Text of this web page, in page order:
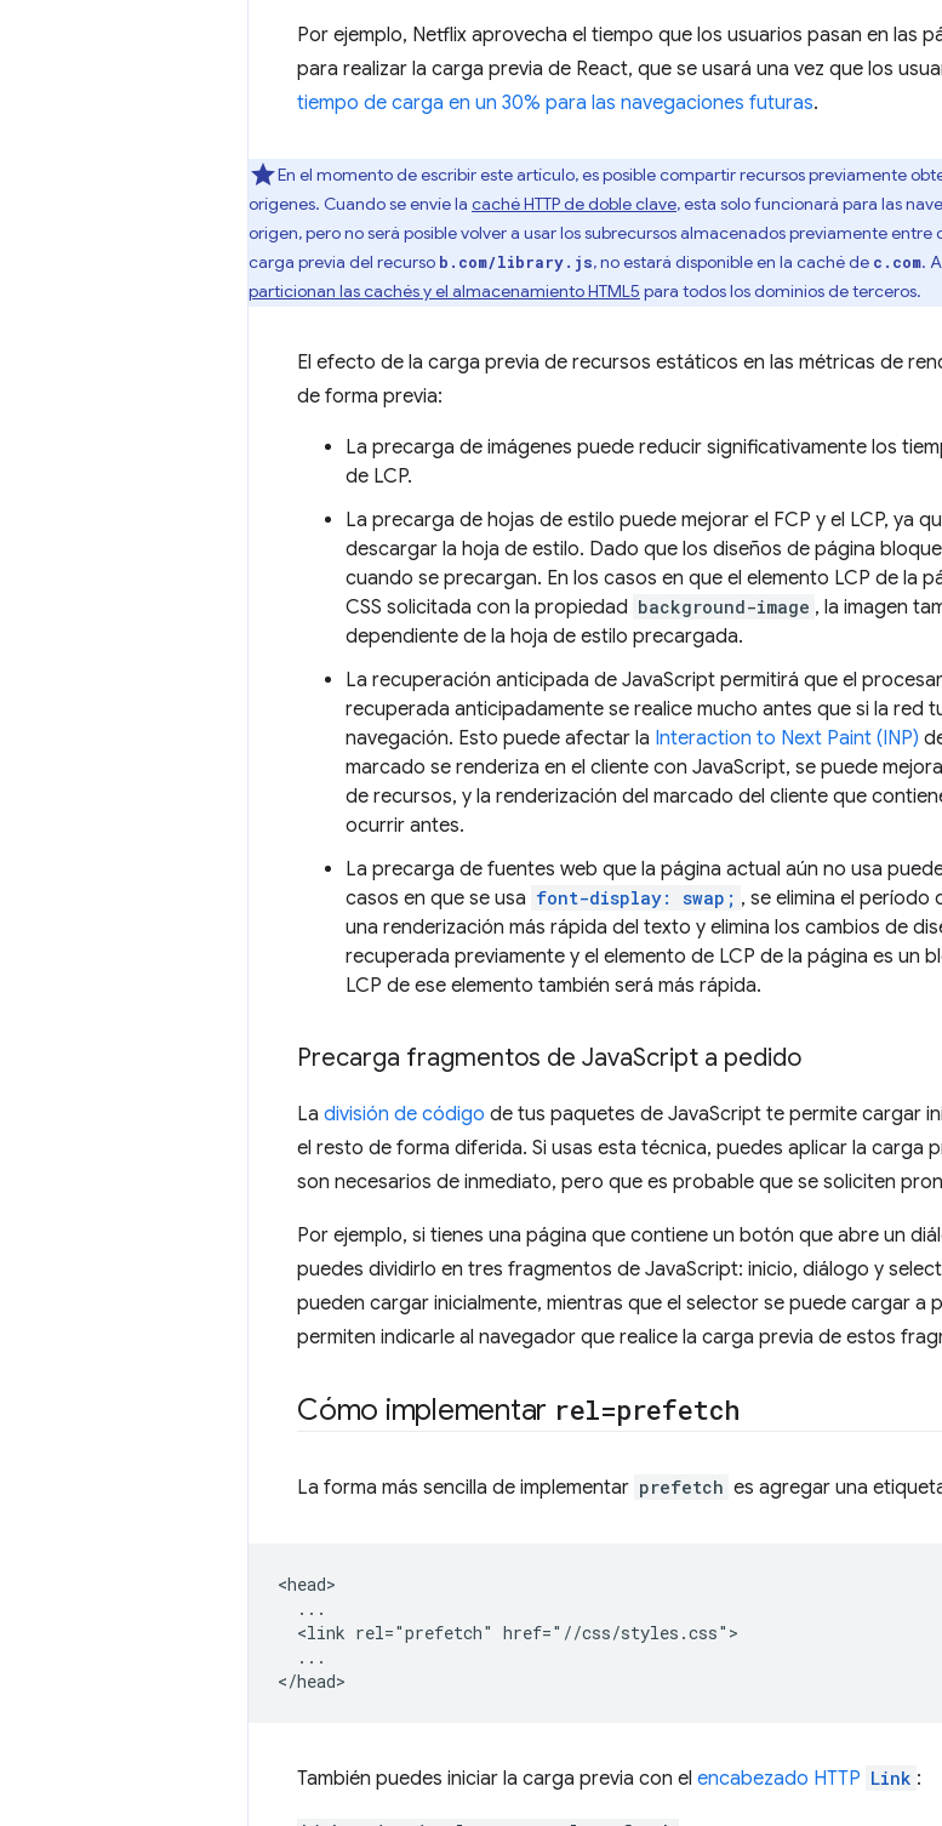
Por ejemplo, Netflix aprovecha el tiempo que los usuarios pasan en las
para realizar la carga previa de React, que se usará una vez que los
tiempo de carga en un 30% para las navegaciones futuras.
En el momento de escribir este artículo, es posible compartir recursos previamente
orígenes. Cuando se envíe la caché HTTP de doble clave, esta solo funcionará para las
origen, pero no será posible volver a usar los subrecursos almacenados previamente
carga previa del recurso b.com/library.js, no estará disponible en la caché de c.com.
particionan las cachés y el almacenamiento HTML5 para todos los dominios de terceros.
El efecto de la carga previa de recursos estáticos en las métricas de
de forma previa:
La precarga de imágenes puede reducir significativamente los
de LCP.
La precarga de hojas de estilo puede mejorar el FCP y el LCP, ya
descargar la hoja de estilo. Dado que los diseños de página
cuando se precargan. En los casos en que el elemento LCP de la
CSS solicitada con la propiedad background-image , la imagen
dependiente de la hoja de estilo precargada.
La recuperación anticipada de JavaScript permitirá que el
recuperada anticipadamente se realice mucho antes que si la red
navegación. Esto puede afectar la Interaction to Next Paint (INP)
marcado se renderiza en el cliente con JavaScript, se puede
de recursos, y la renderización del marcado del cliente que
ocurrir antes.
La precarga de fuentes web que la página actual aún no usa
casos en que se usa font-display: swap; , se elimina el
una renderización más rápida del texto y elimina los cambios de
recuperada previamente y el elemento de LCP de la página es un
LCP de ese elemento también será más rápida.
Precarga fragmentos de JavaScript a pedido
La división de código de tus paquetes de JavaScript te permite cargar
el resto de forma diferida. Si usas esta técnica, puedes aplicar la carga
son necesarios de inmediato, pero que es probable que se soliciten
Por ejemplo, si tienes una página que contiene un botón que abre un
puedes dividirlo en tres fragmentos de JavaScript: inicio, diálogo y
pueden cargar inicialmente, mientras que el selector se puede cargar a
permiten indicarle al navegador que realice la carga previa de estos
Cómo implementar rel=prefetch
La forma más sencilla de implementar prefetch es agregar una
<head>
  ...
  <link rel="prefetch" href="//css/styles.css">
  ...
También puedes iniciar la carga previa con el encabezado HTTP Link :